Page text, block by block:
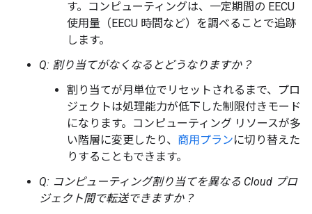
す。コンピューティングは、一定期間の EECU
使用量（EECU 時間など）を調べることで追跡
します。
Q: 割り当てがなくなるとどうなりますか？
割り当てが月単位でリセットされるまで、プロ
ジェクトは処理能力が低下した制限付きモード
になります。コンピューティング リソースが多
い階層に変更したり、 商用プランに切り替えた
りすることもできます。
Q: コンピューティング割り当てを異なる Cloud プロ
ジェクト間で転送できますか？